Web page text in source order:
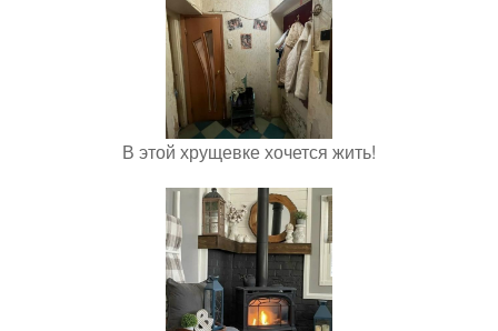
В этой хрущевке хочется жить!